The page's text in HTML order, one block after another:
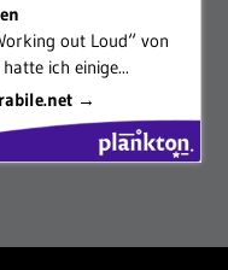
out Loud“ von
ich einige...
→